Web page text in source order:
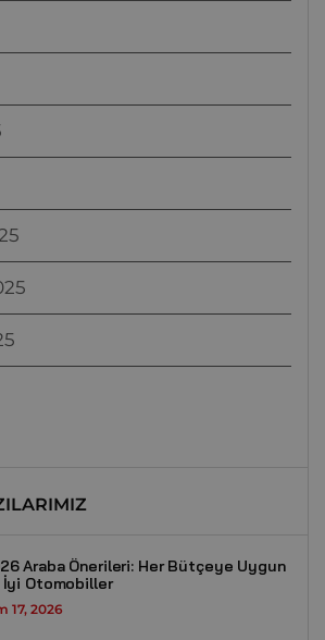
Araba Önerileri: Her Bütçeye Uygun
İyi Otomobiller
17, 2026